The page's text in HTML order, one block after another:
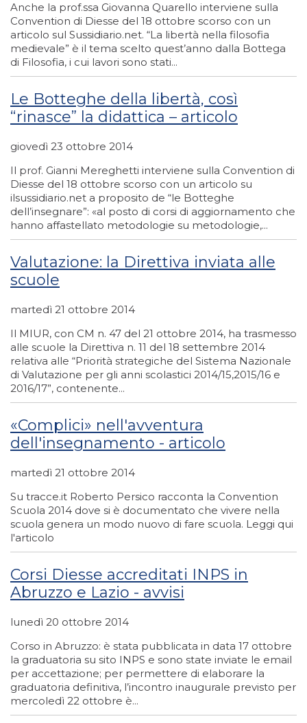
Anche la prof.ssa Giovanna Quarello interviene sulla
Convention di Diesse del 18 ottobre scorso con un
articolo sul Sussidiario.net. “La libertà nella filosofia
medievale” è il tema scelto quest’anno dalla Bottega
di Filosofia, i cui lavori sono stati...
Le Botteghe della libertà, così
“rinasce” la didattica – articolo
giovedì 23 ottobre 2014
Il prof. Gianni Mereghetti interviene sulla Convention di
Diesse del 18 ottobre scorso con un articolo su
ilsussidiario.net a proposito de “le Botteghe
dell’insegnare”: «al posto di corsi di aggiornamento che
hanno affastellato metodologie su metodologie,...
Valutazione: la Direttiva inviata alle
scuole
martedì 21 ottobre 2014
Il MIUR, con CM n. 47 del 21 ottobre 2014, ha trasmesso
alle scuole la Direttiva n. 11 del 18 settembre 2014
relativa alle “Priorità strategiche del Sistema Nazionale
di Valutazione per gli anni scolastici 2014/15,2015/16 e
2016/17”, contenente...
«Complici» nell'avventura
dell'insegnamento - articolo
martedì 21 ottobre 2014
Su tracce.it Roberto Persico racconta la Convention
Scuola 2014 dove si è documentato che vivere nella
scuola genera un modo nuovo di fare scuola. Leggi qui
l'articolo
Corsi Diesse accreditati INPS in
Abruzzo e Lazio - avvisi
lunedì 20 ottobre 2014
Corso in Abruzzo: è stata pubblicata in data 17 ottobre
la graduatoria su sito INPS e sono state inviate le email
per accettazione; per permettere di elaborare la
graduatoria definitiva, l’incontro inaugurale previsto per
mercoledì 22 ottobre è...